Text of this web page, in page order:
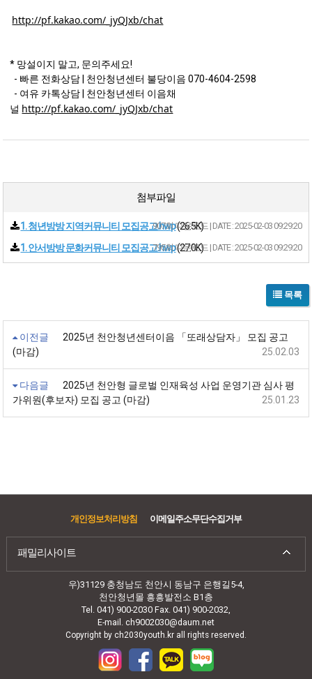
http://pf.kakao.com/_jyQJxb/chat
* 망설이지 말고, 문의주세요!
- 빠른 전화상담 | 천안청년센터 불당이음 070-4604-2598
- 여유 카톡상담 | 천안청년센터 이음채
널 http://pf.kakao.com/_jyQJxb/chat
첨부파일
1. 청년방방 지역커뮤니티 모집공고.hwp(26.5K)
907회 다운로드 | DATE : 2025-02-03 09:29:20
1. 안서방방 문화커뮤니티 모집공고.hwp(27.0K)
795회 다운로드 | DATE : 2025-02-03 09:29:20
목록
이전글
2025년 천안청년센터이음 「또래상담자」 모집 공고
(마감)
25.02.03
다음글
2025년 천안형 글로벌 인재육성 사업 운영기관 심사 평
가위원(후보자) 모집 공고 (마감)
25.01.23
개인정보처리방침 이메일주소무단수집거부
패밀리사이트
우)31129 충청남도 천안시 동남구 은행길5-4,
천안청년몰 흥흥발전소 B1층
Tel. 041) 900-2030 Fax. 041) 900-2032,
E-mail. ch9002030@daum.net
Copyright by ch2030youth.kr all rights reserved.